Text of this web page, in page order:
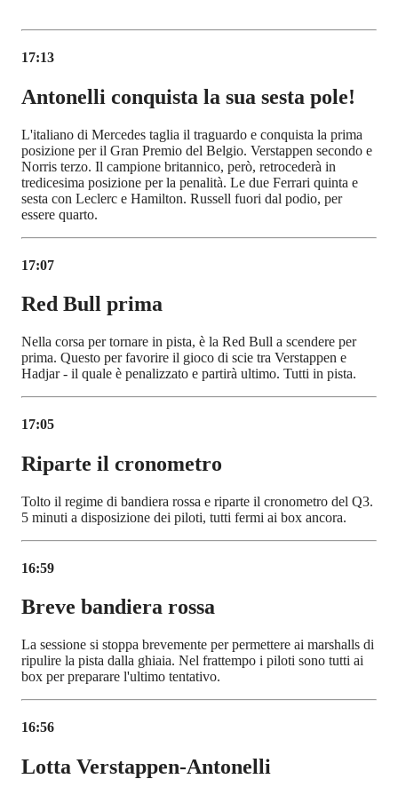
17:13
Antonelli conquista la sua sesta pole!
L'italiano di Mercedes taglia il traguardo e conquista la prima
posizione per il Gran Premio del Belgio. Verstappen secondo e
Norris terzo. Il campione britannico, però, retrocederà in
tredicesima posizione per la penalità. Le due Ferrari quinta e
sesta con Leclerc e Hamilton. Russell fuori dal podio, per
essere quarto.
17:07
Red Bull prima
Nella corsa per tornare in pista, è la Red Bull a scendere per
prima. Questo per favorire il gioco di scie tra Verstappen e
Hadjar - il quale è penalizzato e partirà ultimo. Tutti in pista.
17:05
Riparte il cronometro
Tolto il regime di bandiera rossa e riparte il cronometro del Q3.
5 minuti a disposizione dei piloti, tutti fermi ai box ancora.
16:59
Breve bandiera rossa
La sessione si stoppa brevemente per permettere ai marshalls di
ripulire la pista dalla ghiaia. Nel frattempo i piloti sono tutti ai
box per preparare l'ultimo tentativo.
16:56
Lotta Verstappen-Antonelli